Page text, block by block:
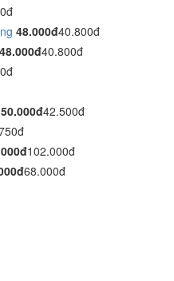
48.000đ40.800đ
48.000đ40.800đ
50.000đ42.500đ
102.000đ
68.000đ